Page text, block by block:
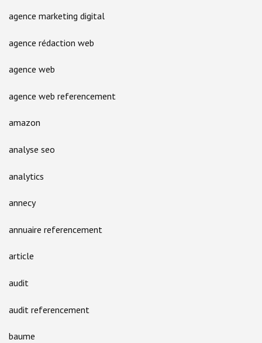
agence marketing digital
agence rédaction web
agence web
agence web referencement
amazon
analyse seo
analytics
annecy
annuaire referencement
article
audit
audit referencement
baume